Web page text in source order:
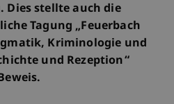
Dies stellte auch die
Tagung „Feuerbach
Kriminologie und
und Rezeption“